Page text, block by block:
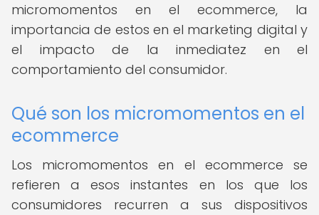
micromomentos en el ecommerce, la
importancia de estos en el marketing digital y
el impacto de la inmediatez en el
comportamiento del consumidor.
Qué son los micromomentos en el
ecommerce
Los micromomentos en el ecommerce se
refieren a esos instantes en los que los
consumidores recurren a sus dispositivos